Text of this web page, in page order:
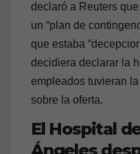
declaró a Reuters
un “plan de
que estaba
decidiera declarar la
empleados tuvieran
sobre la oferta.
El Hospital